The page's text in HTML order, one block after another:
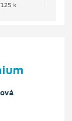
k